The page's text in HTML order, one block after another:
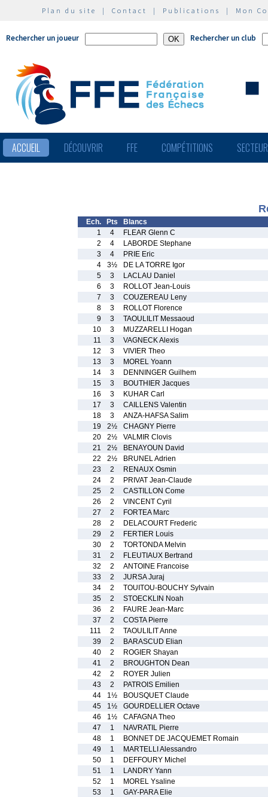
Plan du site | Contact | Publications | Mon
Rechercher un joueur Rechercher un club
ACCUEIL DÉCOUVRIR FFE COMPÉTITIONS
Ech. Pts
Blancs
1
4
FLEAR Glenn C
2
4
LABORDE Stephane
3
4
PRIE Eric
4
3½
DE LA TORRE Igor
5
3
LACLAU Daniel
6
3
ROLLOT Jean-Louis
7
3
COUZEREAU Leny
8
3
ROLLOT Florence
9
3
TAOULILIT Messaoud
10
3
MUZZARELLI Hogan
11
3
VAGNECK Alexis
12
3
VIVIER Theo
13
3
MOREL Yoann
14
3
DENNINGER Guilhem
15
3
BOUTHIER Jacques
16
3
KUHAR Carl
17
3
CAILLENS Valentin
18
3
ANZA-HAFSA Salim
19
2½
CHAGNY Pierre
20
2½
VALMIR Clovis
21
2½
BENAYOUN David
22
2½
BRUNEL Adrien
23
2
RENAUX Osmin
24
2
PRIVAT Jean-Claude
25
2
CASTILLON Come
26
2
VINCENT Cyril
27
2
FORTEA Marc
28
2
DELACOURT Frederic
29
2
FERTIER Louis
30
2
TORTONDA Melvin
31
2
FLEUTIAUX Bertrand
32
2
ANTOINE Francoise
33
2
JURSA Juraj
34
2
TOUITOU-BOUCHY Sylvain
35
2
STOECKLIN Noah
36
2
FAURE Jean-Marc
37
2
COSTA Pierre
111
2
TAOULILIT Anne
39
2
BARASCUD Elian
40
2
ROGIER Shayan
41
2
BROUGHTON Dean
42
2
ROYER Julien
43
2
PATROIS Emilien
44
1½
BOUSQUET Claude
45
1½
GOURDELLIER Octave
46
1½
CAFAGNA Theo
47
1
NAVRATIL Pierre
48
1
BONNET DE JACQUEMET Romain
49
1
MARTELLI Alessandro
50
1
DEFFOURY Michel
51
1
LANDRY Yann
52
1
MOREL Ysaline
53
1
GAY-PARA Elie